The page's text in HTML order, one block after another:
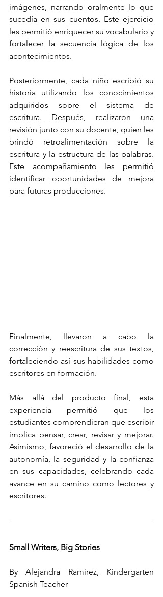
imágenes, narrando oralmente lo que
sucedía en sus cuentos. Este ejercicio
les permitió enriquecer su vocabulario y
fortalecer la secuencia lógica de los
acontecimientos.
Posteriormente, cada niño escribió su
historia utilizando los conocimientos
adquiridos sobre el sistema de
escritura. Después, realizaron una
revisión junto con su docente, quien les
brindó retroalimentación sobre la
escritura y la estructura de las palabras.
Este acompañamiento les permitió
identificar oportunidades de mejora
para futuras producciones.
Finalmente, llevaron a cabo la
corrección y reescritura de sus textos,
fortaleciendo así sus habilidades como
escritores en formación.
Más allá del producto final, esta
experiencia permitió que los
estudiantes comprendieran que escribir
implica pensar, crear, revisar y mejorar.
Asimismo, favoreció el desarrollo de la
autonomía, la seguridad y la confianza
en sus capacidades, celebrando cada
avance en su camino como lectores y
escritores.
Small Writers, Big Stories
By Alejandra Ramírez, Kindergarten
Spanish Teacher